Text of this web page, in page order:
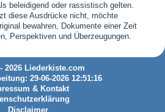
beleidigend oder rassistisch gelten.
diese Ausdrücke nicht, möchte
bewahren, Dokumente einer Zeit
Perspektiven und Überzeugungen.
2026 Liederkiste.com
29-06-2026 12:51:16
& Kontakt
Disclaimer